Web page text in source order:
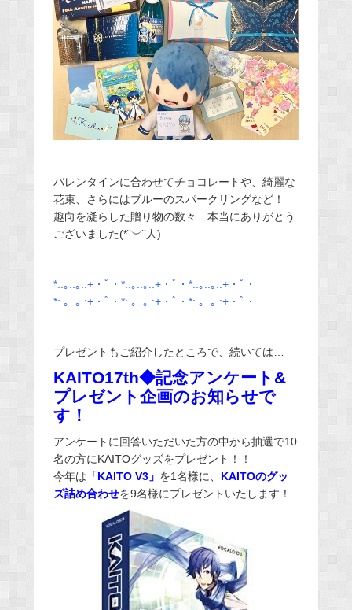
バレンタインに合わせてチョコレートや、綺麗な
花束、さらにはブルーのスパークリングなど！
趣向を凝らした贈り物の数々…本当にありがとう
ございました(*˘︶˘人)
*:.｡..｡.:+・ﾟ・*:.｡..｡.:+・ﾟ・*:.｡..｡.:+・ﾟ・
*:.｡..｡.:+・ﾟ・*:.｡..｡.:+・ﾟ・*:.｡..｡.:+・ﾟ・
プレゼントもご紹介したところで、続いては…
KAITO17th◆記念アンケート&
プレゼント企画のお知らせで
す！
アンケートに回答いただいた方の中から抽選で10
名の方にKAITOグッズをプレゼント！！
今年は 「KAITO V3」 を1名様に、 KAITOのグッ
ズ詰め合わせを9名様にプレゼントいたします！